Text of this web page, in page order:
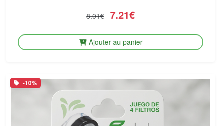
8.01€ 7.21€
Ajouter au panier
-10%